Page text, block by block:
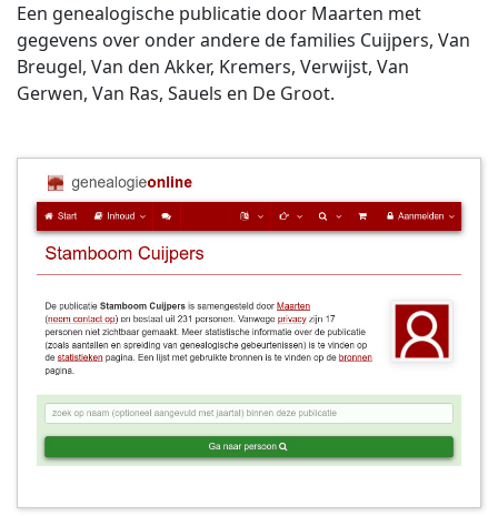
Een genealogische publicatie door Maarten met
gegevens over onder andere de families Cuijpers, Van
Breugel, Van den Akker, Kremers, Verwijst, Van
Gerwen, Van Ras, Sauels en De Groot.